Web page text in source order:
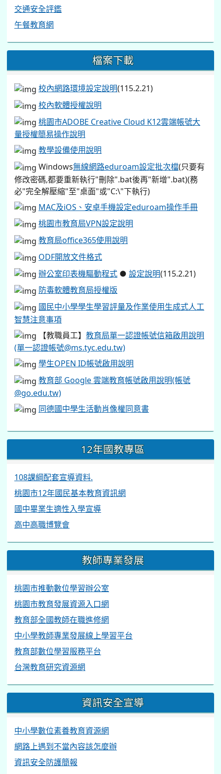
交通安全評鑑
午餐教育網
檔案下載
校內網路環境設定說明(115.2.21)
校內軟體授權說明
桃園市ADOBE Creative Cloud K12雲端帳號大
量授權簡易操作說明
教學設備使用說明
Windows無線網路eduroam設定批次檔(只要有
修改密碼,都要重新執行"刪除".bat後再"新增".bat)(務
必"完全解壓縮"至"桌面"或"C:\"下執行)
MAC及iOS、安卓手機設定eduroam操作手冊
桃園市教育局VPN設定說明
教育局office365使用說明
ODF開放文件格式
辦公室印表機驅動程式 ● 設定說明(115.2.21)
防毒軟體教育局授權版
國民中小學學生學習評量及作業使用生成式人工
智慧注意事項
【教職員工】 教育局單一認證帳號信箱啟用說明
(單一認證帳號@ms.tyc.edu.tw)
學生OPEN ID帳號啟用說明
教育部 Google 雲端教育帳號啟用說明(帳號
@go.edu.tw)
同德國中學生活動肖像權同意書
12年國教專區
108課綱配套宣導資料.
桃園市12年國民基本教育資訊網
國中畢業生適性入學宣導
高中高職博覽會
教師專業發展
桃園市推動數位學習辦公室
桃園市教育發展資源入口網
教育部全國教師在職進修網
中小學教師專業發展線上學習平台
教育部數位學習服務平台
台灣教育研究資源網
資訊安全宣導
中小學數位素養教育資源網
網路上遇到不當內容該怎麼辦
資訊安全防護簡報